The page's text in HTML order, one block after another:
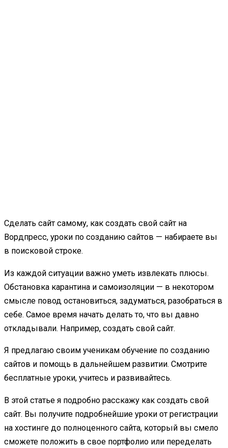
Сделать сайт самому, как создать свой сайт на
Вордпресс, уроки по созданию сайтов — набираете вы
в поисковой строке.
Из каждой ситуации важно уметь извлекать плюсы.
Обстановка карантина и самоизоляции — в некотором
смысле повод остановиться, задуматься, разобраться в
себе. Самое время начать делать то, что вы давно
откладывали. Например, создать свой сайт.
Я предлагаю своим ученикам обучение по созданию
сайтов и помощь в дальнейшем развитии. Смотрите
бесплатные уроки, учитесь и развивайтесь.
В этой статье я подробно расскажу как создать свой
сайт. Вы получите подробнейшие уроки от регистрации
на хостинге до полноценного сайта, который вы смело
сможете положить в свое портфолио или переделать